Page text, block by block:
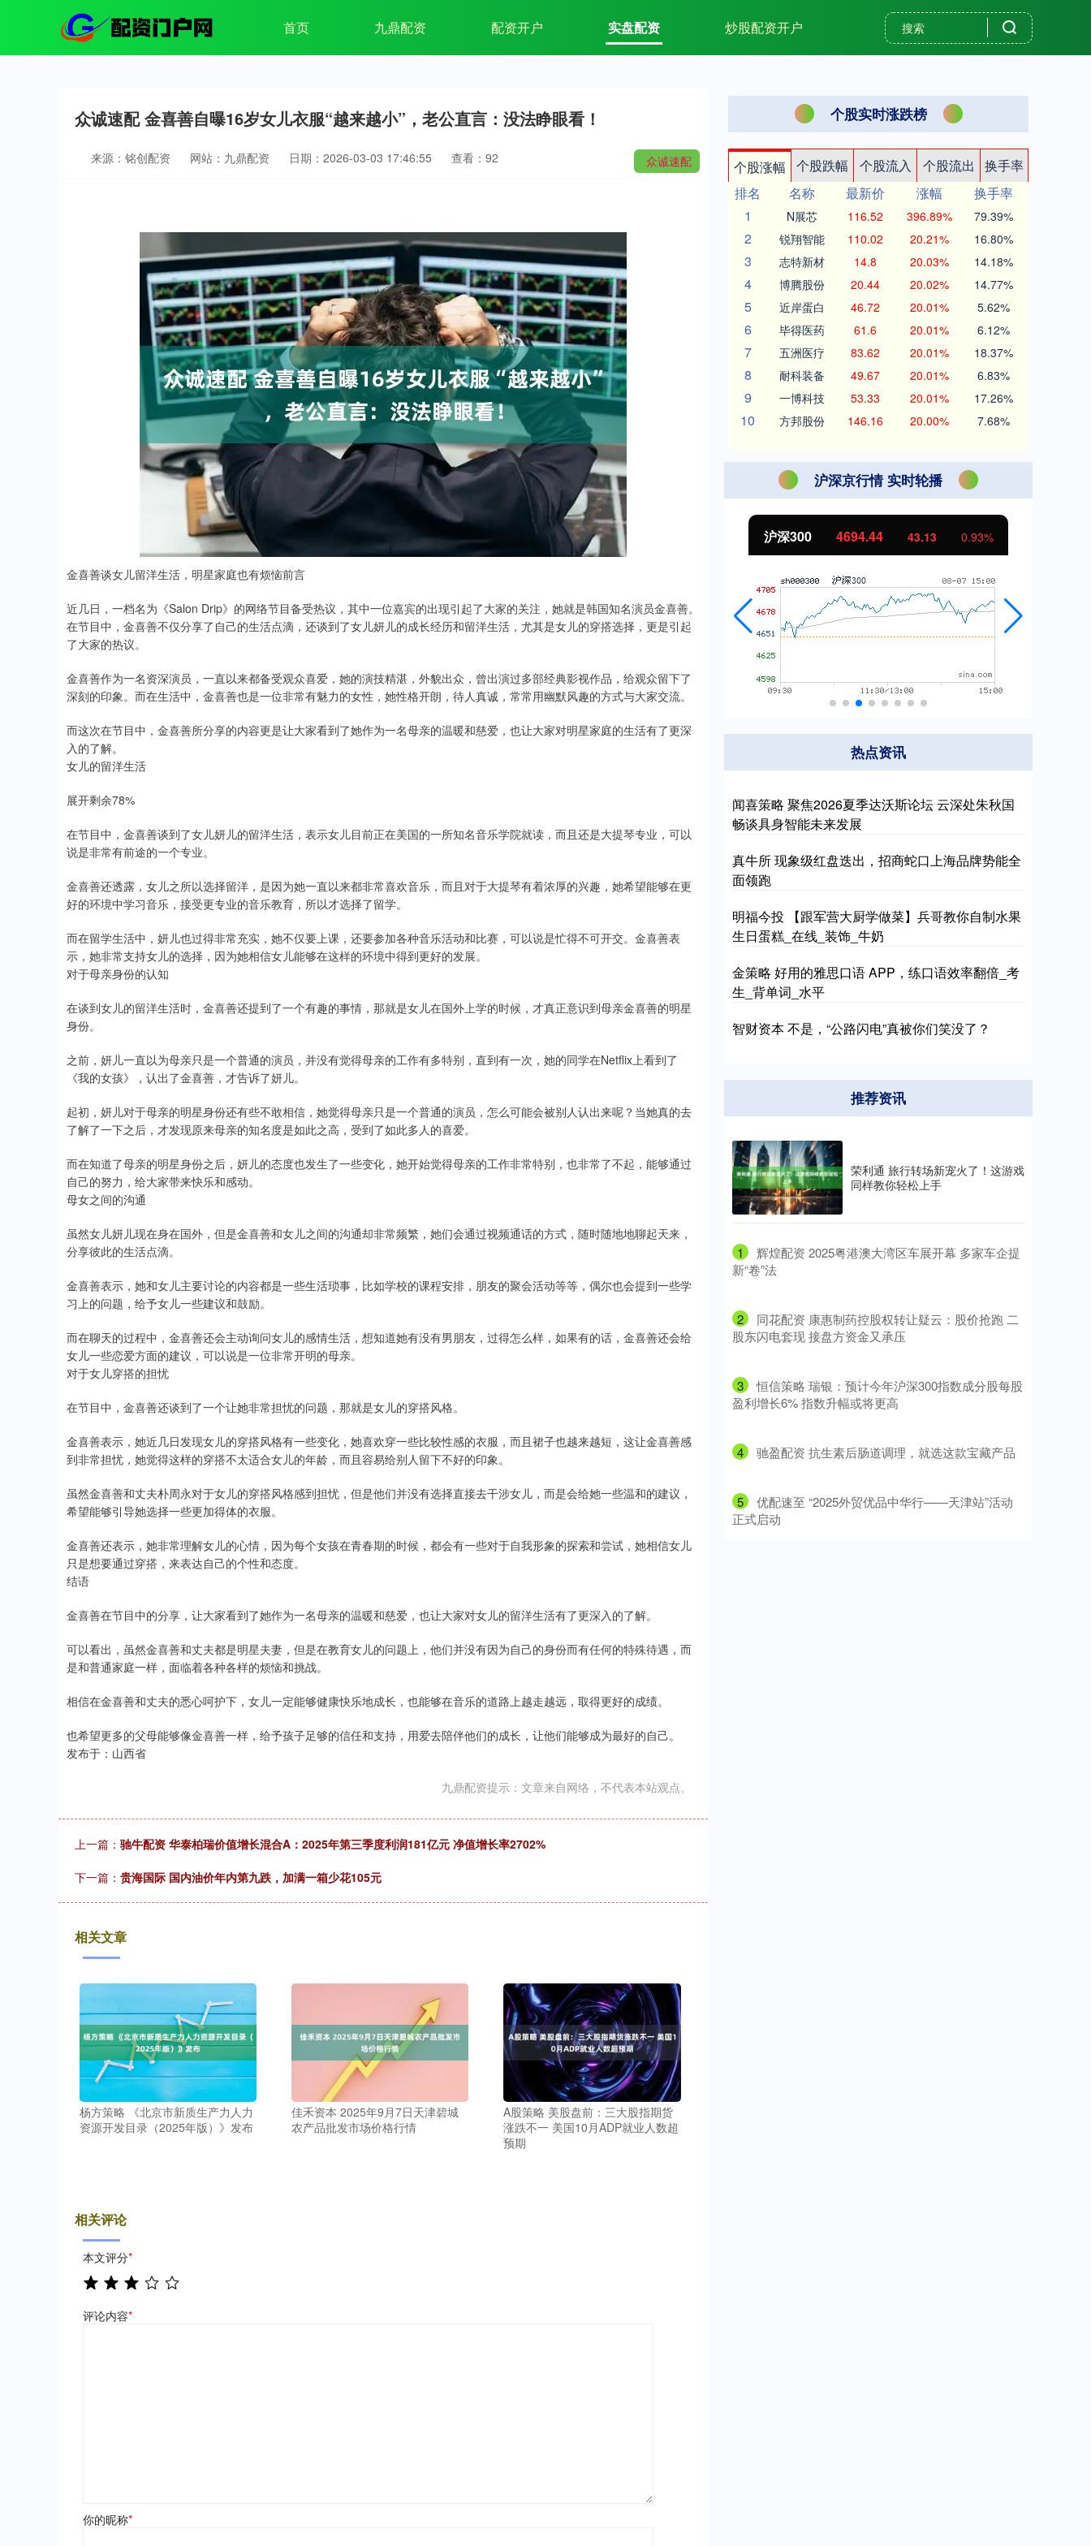
首页 九鼎配资 配资开户 实盘配资 炒股配资开户
众诚速配 金喜善自曝16岁女儿衣服“越来越小”，老公直言：没法睁眼看！
众诚速配
来源：铭创配资 网站：九鼎配资 日期：2026-03-03 17:46:55 查看：92
金喜善谈女儿留洋生活，明星家庭也有烦恼前言
近几日，一档名为《Salon Drip》的网络节目备受热议，其中一位嘉宾的出现引起了大家的关注，她就是韩国知名演员金喜善。
在节目中，金喜善不仅分享了自己的生活点滴，还谈到了女儿妍儿的成长经历和留洋生活，尤其是女儿的穿搭选择，更是引起
了大家的热议。
金喜善作为一名资深演员，一直以来都备受观众喜爱，她的演技精湛，外貌出众，曾出演过多部经典影视作品，给观众留下了
深刻的印象。而在生活中，金喜善也是一位非常有魅力的女性，她性格开朗，待人真诚，常常用幽默风趣的方式与大家交流。
而这次在节目中，金喜善所分享的内容更是让大家看到了她作为一名母亲的温暖和慈爱，也让大家对明星家庭的生活有了更深
入的了解。
女儿的留洋生活
展开剩余78%
在节目中，金喜善谈到了女儿妍儿的留洋生活，表示女儿目前正在美国的一所知名音乐学院就读，而且还是大提琴专业，可以
说是非常有前途的一个专业。
金喜善还透露，女儿之所以选择留洋，是因为她一直以来都非常喜欢音乐，而且对于大提琴有着浓厚的兴趣，她希望能够在更
好的环境中学习音乐，接受更专业的音乐教育，所以才选择了留学。
而在留学生活中，妍儿也过得非常充实，她不仅要上课，还要参加各种音乐活动和比赛，可以说是忙得不可开交。金喜善表
示，她非常支持女儿的选择，因为她相信女儿能够在这样的环境中得到更好的发展。
对于母亲身份的认知
在谈到女儿的留洋生活时，金喜善还提到了一个有趣的事情，那就是女儿在国外上学的时候，才真正意识到母亲金喜善的明星
身份。
之前，妍儿一直以为母亲只是一个普通的演员，并没有觉得母亲的工作有多特别，直到有一次，她的同学在Netflix上看到了
《我的女孩》，认出了金喜善，才告诉了妍儿。
起初，妍儿对于母亲的明星身份还有些不敢相信，她觉得母亲只是一个普通的演员，怎么可能会被别人认出来呢？当她真的去
了解了一下之后，才发现原来母亲的知名度是如此之高，受到了如此多人的喜爱。
而在知道了母亲的明星身份之后，妍儿的态度也发生了一些变化，她开始觉得母亲的工作非常特别，也非常了不起，能够通过
自己的努力，给大家带来快乐和感动。
母女之间的沟通
虽然女儿妍儿现在身在国外，但是金喜善和女儿之间的沟通却非常频繁，她们会通过视频通话的方式，随时随地地聊起天来，
分享彼此的生活点滴。
金喜善表示，她和女儿主要讨论的内容都是一些生活琐事，比如学校的课程安排，朋友的聚会活动等等，偶尔也会提到一些学
习上的问题，给予女儿一些建议和鼓励。
而在聊天的过程中，金喜善还会主动询问女儿的感情生活，想知道她有没有男朋友，过得怎么样，如果有的话，金喜善还会给
女儿一些恋爱方面的建议，可以说是一位非常开明的母亲。
对于女儿穿搭的担忧
在节目中，金喜善还谈到了一个让她非常担忧的问题，那就是女儿的穿搭风格。
金喜善表示，她近几日发现女儿的穿搭风格有一些变化，她喜欢穿一些比较性感的衣服，而且裙子也越来越短，这让金喜善感
到非常担忧，她觉得这样的穿搭不太适合女儿的年龄，而且容易给别人留下不好的印象。
虽然金喜善和丈夫朴周永对于女儿的穿搭风格感到担忧，但是他们并没有选择直接去干涉女儿，而是会给她一些温和的建议，
希望能够引导她选择一些更加得体的衣服。
金喜善还表示，她非常理解女儿的心情，因为每个女孩在青春期的时候，都会有一些对于自我形象的探索和尝试，她相信女儿
只是想要通过穿搭，来表达自己的个性和态度。
结语
金喜善在节目中的分享，让大家看到了她作为一名母亲的温暖和慈爱，也让大家对女儿的留洋生活有了更深入的了解。
可以看出，虽然金喜善和丈夫都是明星夫妻，但是在教育女儿的问题上，他们并没有因为自己的身份而有任何的特殊待遇，而
是和普通家庭一样，面临着各种各样的烦恼和挑战。
相信在金喜善和丈夫的悉心呵护下，女儿一定能够健康快乐地成长，也能够在音乐的道路上越走越远，取得更好的成绩。
也希望更多的父母能够像金喜善一样，给予孩子足够的信任和支持，用爱去陪伴他们的成长，让他们能够成为最好的自己。
发布于：山西省
九鼎配资提示：文章来自网络，不代表本站观点。
上一篇： 驰牛配资 华泰柏瑞价值增长混合A：2025年第三季度利润181亿元 净值增长率2702%
下一篇： 贵海国际 国内油价年内第九跌，加满一箱少花105元
相关文章
杨方策略 《北京市新质生产力人力
资源开发目录（2025年版）》发布
佳禾资本 2025年9月7日天津碧城
农产品批发市场价格行情
A股策略 美股盘前：三大股指期货
涨跌不一 美国10月ADP就业人数超
预期
相关评论
本文评分*
评论内容*
你的昵称*
个股实时涨跌榜
个股涨幅 个股跌幅 个股流入 个股流出
换手率
排名
名称 最新价 涨幅
换手率
1
N展芯 116.52 396.89% 79.39%
2 锐翔智能 110.02 20.21% 16.80%
3 志特新材 14.8 20.03% 14.18%
4 博腾股份 20.44 20.02% 14.77%
5 近岸蛋白 46.72 20.01% 5.62%
6 毕得医药 61.6 20.01% 6.12%
7 五洲医疗 83.62 20.01% 18.37%
8 耐科装备 49.67 20.01% 6.83%
9 一博科技 53.33 20.01% 17.26%
10 方邦股份 146.16 20.00% 7.68%
沪深京行情 实时轮播
上证指数 3940.04 深证成指 14311.01 200.89 沪深300 4694.44 43.13 0.93%
热点资讯
闻喜策略 聚焦2026夏季达沃斯论坛 云深处朱秋国
畅谈具身智能未来发展
真牛所 现象级红盘迭出，招商蛇口上海品牌势能全
面领跑
明福今投 【跟军营大厨学做菜】兵哥教你自制水果
生日蛋糕_在线_装饰_牛奶
金策略 好用的雅思口语 APP，练口语效率翻倍_考
生_背单词_水平
智财资本 不是，“公路闪电”真被你们笑没了？
推荐资讯
荣利通 旅行转场新宠火了！这游戏
同样教你轻松上手
1
​辉煌配资 2025粤港澳大湾区车展开幕 多家车企提
新“卷”法
2
​同花配资 康惠制药控股权转让疑云：股价抢跑 二
股东闪电套现 接盘方资金又承压
3
​恒信策略 瑞银：预计今年沪深300指数成分股每股
盈利增长6% 指数升幅或将更高
4 ​驰盈配资 抗生素后肠道调理，就选这款宝藏产品
5
​优配速至 “2025外贸优品中华行——天津站”活动
正式启动